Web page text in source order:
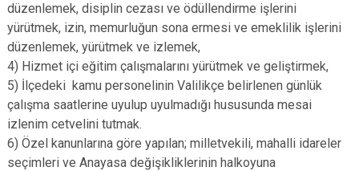
düzenlemek, disiplin cezası ve ödüllendirme işlerini
yürütmek, izin, memurluğun sona ermesi ve emeklilik işlerini
düzenlemek, yürütmek ve izlemek,
4) Hizmet içi eğitim çalışmalarını yürütmek ve geliştirmek,
5) İlçedeki kamu personelinin Valilikçe belirlenen günlük
çalışma saatlerine uyulup uyulmadığı hususunda mesai
izlenim cetvelini tutmak.
6) Özel kanunlarına göre yapılan; milletvekili, mahalli idareler
seçimleri ve Anayasa değişikliklerinin halkoyuna